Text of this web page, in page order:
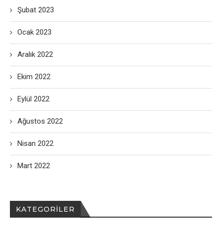
Şubat 2023
Ocak 2023
Aralık 2022
Ekim 2022
Eylül 2022
Ağustos 2022
Nisan 2022
Mart 2022
KATEGORILER